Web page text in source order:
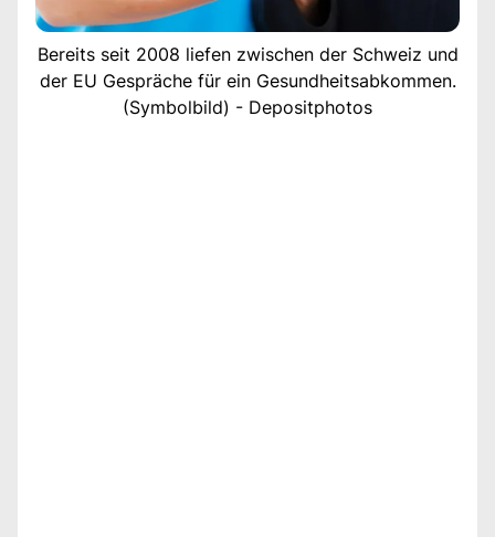
Bereits seit 2008 liefen zwischen der Schweiz und
der EU Gespräche für ein Gesundheitsabkommen.
(Symbolbild) - Depositphotos